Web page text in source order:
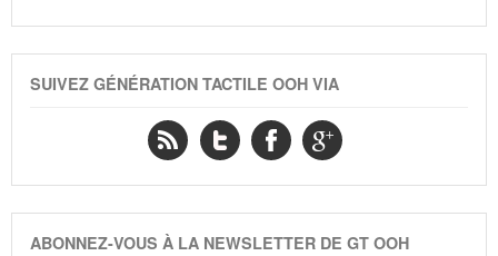
SUIVEZ GÉNÉRATION TACTILE OOH VIA
ABONNEZ-VOUS À LA NEWSLETTER DE GT OOH